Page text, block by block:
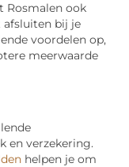
Rosmalen ook
afsluiten bij je
voordelen op,
meerwaarde
en verzekering.
helpen je om